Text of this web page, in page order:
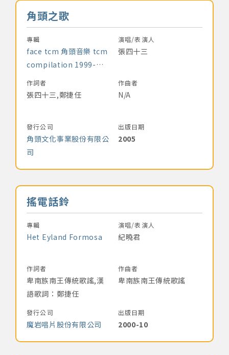
音樂名稱
角頭之歌
專輯
face tcm 角頭音樂 tcm
compilation 1999-
2005
演唱/表演人
張四十三
作詞者
張四十三,鄭捷任
作曲者
N/A
發行公司
角頭文化事業股份有限公
司
出版日期
2005
音樂名稱
搖電話鈴
專輯
Het Eyland Formosa
演唱/表演人
紀曉君
作詞者
卑南族南王傳統歌謠,漢
語歌詞：鄭捷任
作曲者
卑南族南王傳統歌謠
發行公司
魔岩唱片股份有限公司
出版日期
2000-10
隱私權保護政策
著作權及免責聲明